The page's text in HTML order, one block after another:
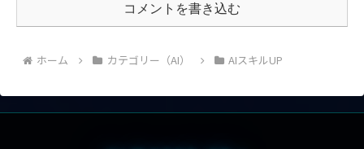
コメントを書き込む
ホーム カテゴリー（AI） AIスキルUP